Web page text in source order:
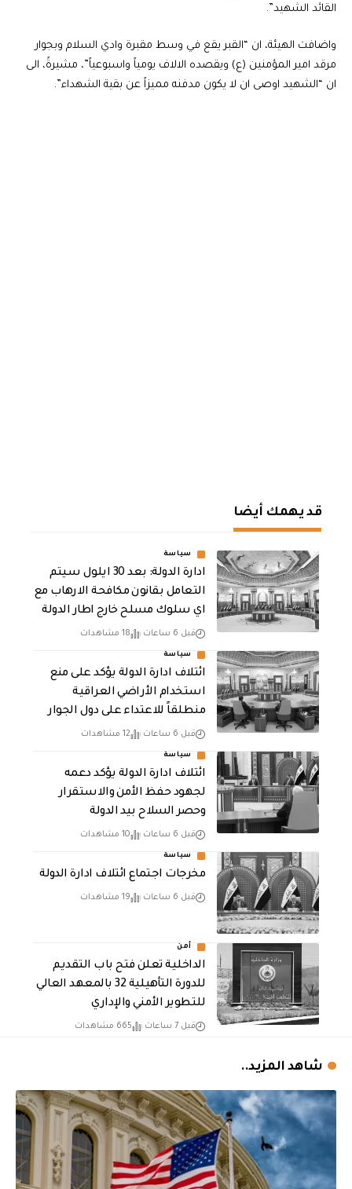
القائد الشهيد”.
واضافت الهيئة، ان “القبر يقع في وسط مقبرة وادي السلام وبجوار
مرقد امير المؤمنين (ع) ويقصده الالاف يومياً واسبوعياً”، مشيرةً، الى
ان “الشهيد اوصى ان لا يكون مدفنه مميزاً عن بقية الشهداء”.
قد يهمك أيضا
سياسة
ادارة الدولة: بعد 30 ايلول سيتم
التعامل بقانون مكافحة الارهاب مع
اي سلوك مسلح خارج اطار الدولة
قبل 6 ساعات 18 مشاهدات
سياسة
ائتلاف ادارة الدولة يؤكد على منع
استخدام الأراضي العراقية
منطلقاً للاعتداء على دول الجوار
قبل 6 ساعات 12 مشاهدات
سياسة
ائتلاف ادارة الدولة يؤكد دعمه
لجهود حفظ الأمن والاستقرار
وحصر السلاح بيد الدولة
قبل 6 ساعات 10 مشاهدات
سياسة
مخرجات اجتماع ائتلاف ادارة الدولة
قبل 6 ساعات 19 مشاهدات
أمن
الداخلية تعلن فتح باب التقديم
للدورة التأهيلية 32 بالمعهد العالي
للتطوير الأمني والإداري
قبل 7 ساعات 665 مشاهدات
شاهد المزيد..